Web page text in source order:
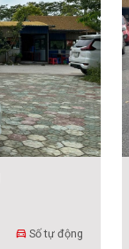
directions_car Số tự động